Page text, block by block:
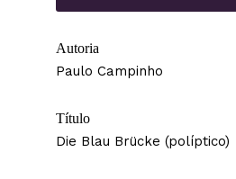
Autoria
Paulo Campinho
Título
Die Blau Brücke (políptico)